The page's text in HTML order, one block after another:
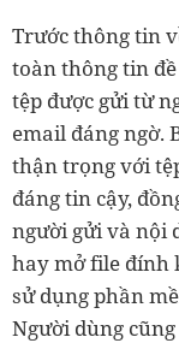
Trước thông tin
toàn thông tin
tệp được gửi từ
email đáng ngờ.
thận trọng với
đáng tin cậy,
người gửi và nội
hay mở file đính
sử dụng phần
Người dùng